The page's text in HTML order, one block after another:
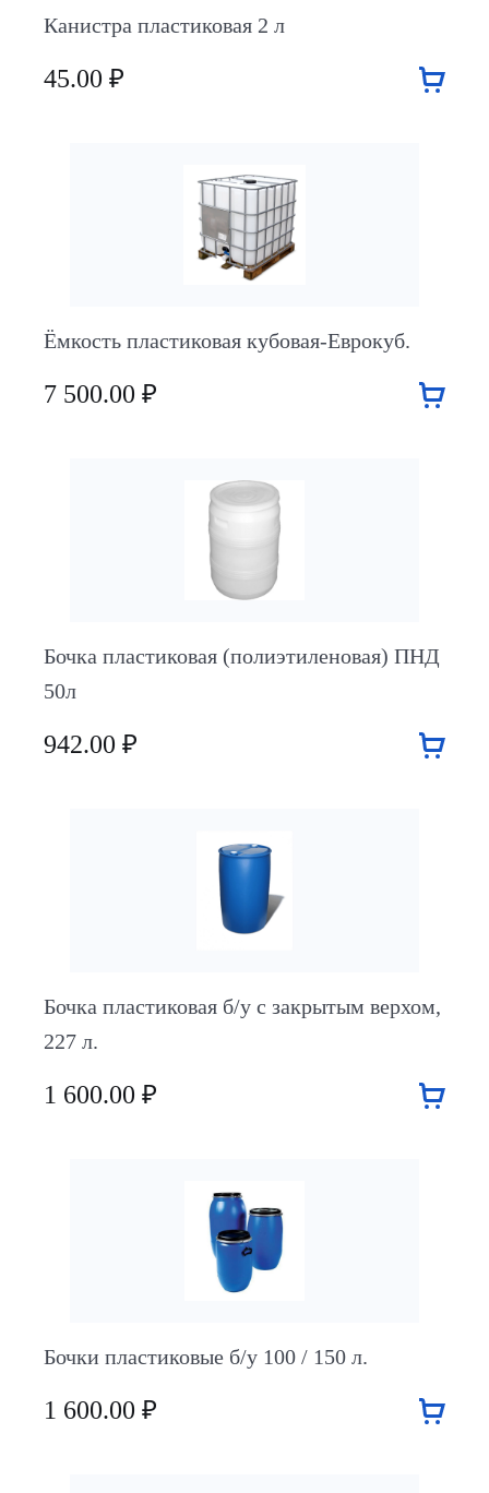
Канистра пластиковая 2 л
45.00 ₽
Ёмкость пластиковая кубовая-Еврокуб.
7 500.00 ₽
Бочка пластиковая (полиэтиленовая) ПНД
50л
942.00 ₽
Бочка пластиковая б/у с закрытым верхом,
227 л.
1 600.00 ₽
Бочки пластиковые б/у 100 / 150 л.
1 600.00 ₽